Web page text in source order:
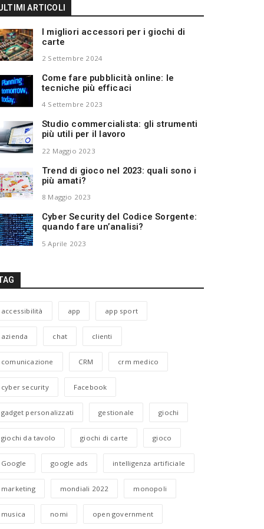
ARTICOLI
I migliori accessori per i giochi di
carte
2 Settembre 2024
Come fare pubblicità online: le
tecniche più efficaci
4 Settembre 2023
Studio commercialista: gli strumenti
più utili per il lavoro
22 Maggio 2023
Trend di gioco nel 2023: quali sono i
più amati?
8 Maggio 2023
Cyber Security del Codice Sorgente:
quando fare un’analisi?
5 Aprile 2023
accessibilità app app sport
azienda chat clienti
comunicazione CRM crm medico
cyber security Facebook
gadget personalizzati gestionale giochi
giochi da tavolo giochi di carte gioco
Google google ads intelligenza artificiale
marketing mondiali 2022 monopoli
musica nomi open government